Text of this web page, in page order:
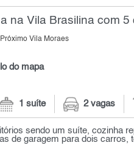
na Vila Brasilina com 5
Próximo Vila Moraes
do mapa
1 suíte 2 vagas
sendo um suíte, cozinha
de garagem para dois carros,